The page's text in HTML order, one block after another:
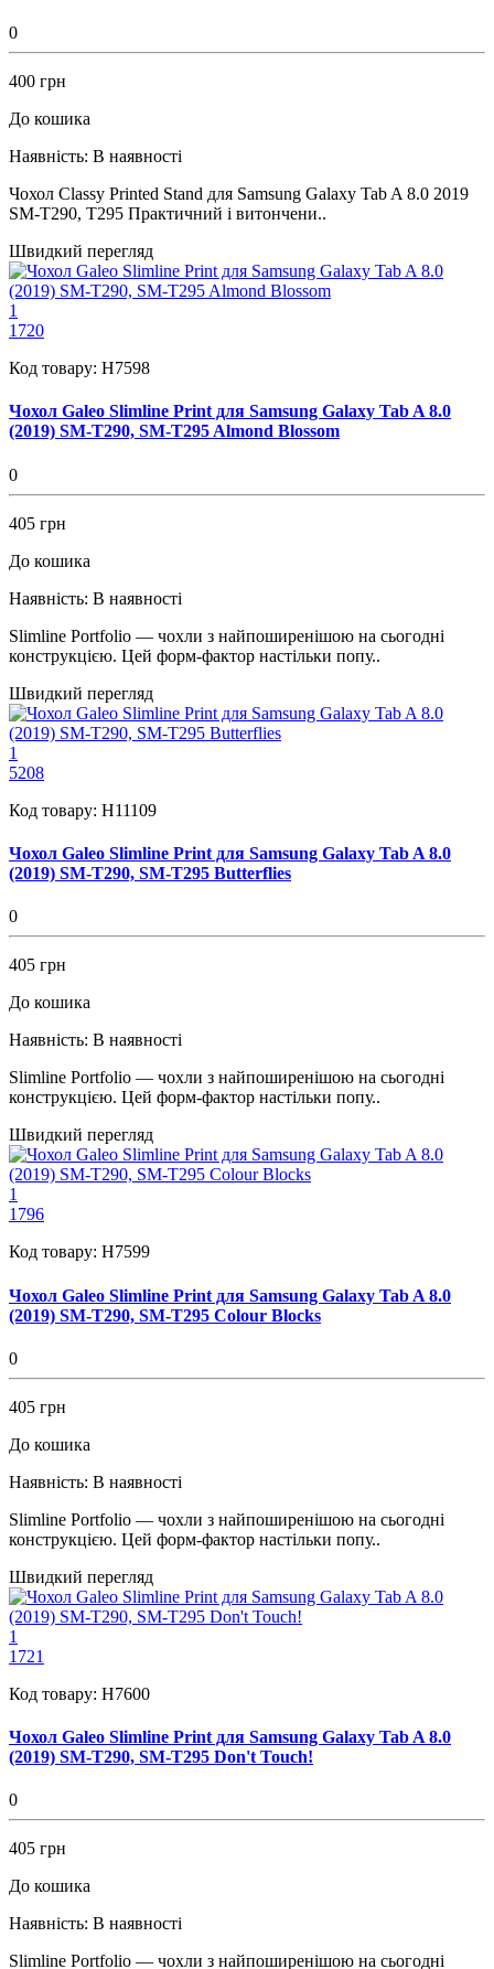
0
400 грн
До кошика
Наявність: В наявності
Чохол Classy Printed Stand для Samsung Galaxy Tab A 8.0 2019
SM-T290, T295 Практичний і витончени..
Швидкий перегляд
1
1720
Код товару: H7598
Чохол Galeo Slimline Print для Samsung Galaxy Tab A 8.0
(2019) SM-T290, SM-T295 Almond Blossom
0
405 грн
До кошика
Наявність: В наявності
Slimline Portfolio — чохли з найпоширенішою на сьогодні
конструкцією. Цей форм-фактор настільки попу..
Швидкий перегляд
1
5208
Код товару: H11109
Чохол Galeo Slimline Print для Samsung Galaxy Tab A 8.0
(2019) SM-T290, SM-T295 Butterflies
0
405 грн
До кошика
Наявність: В наявності
Slimline Portfolio — чохли з найпоширенішою на сьогодні
конструкцією. Цей форм-фактор настільки попу..
Швидкий перегляд
1
1796
Код товару: H7599
Чохол Galeo Slimline Print для Samsung Galaxy Tab A 8.0
(2019) SM-T290, SM-T295 Colour Blocks
0
405 грн
До кошика
Наявність: В наявності
Slimline Portfolio — чохли з найпоширенішою на сьогодні
конструкцією. Цей форм-фактор настільки попу..
Швидкий перегляд
1
1721
Код товару: H7600
Чохол Galeo Slimline Print для Samsung Galaxy Tab A 8.0
(2019) SM-T290, SM-T295 Don't Touch!
0
405 грн
До кошика
Наявність: В наявності
Slimline Portfolio — чохли з найпоширенішою на сьогодні